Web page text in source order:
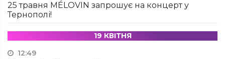
25 травня MÉLOVIN запрошує на концерт у
Тернополі!
19 КВІТНЯ
12:49